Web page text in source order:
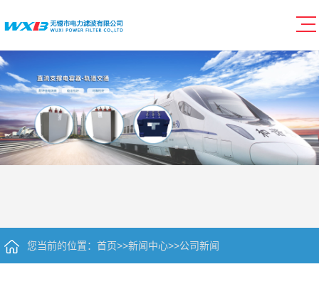
您当前的位置：首页>>新闻中心>>公司新闻